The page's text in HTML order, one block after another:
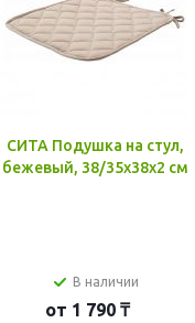
СИТА Подушка на стул,
бежевый, 38/35x38x2 см
В наличии
от 1 790 ₸